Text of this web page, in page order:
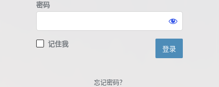
密码
记住我
忘记密码？